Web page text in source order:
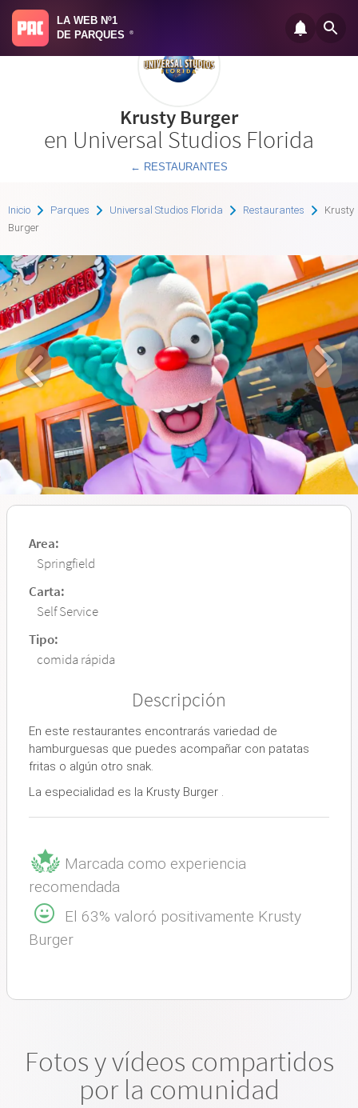
LA WEB Nº1
DE PARQUES
®
Krusty Burger
en Universal Studios Florida
← RESTAURANTES
Inicio Parques Universal Studios Florida Restaurantes
Krusty
Burger
Area:
Springfield
Carta:
Self Service
Tipo:
comida rápida
Descripción
En este restaurantes encontrarás variedad de
hamburguesas que puedes acompañar con patatas
fritas o algún otro snak.
La especialidad es la Krusty Burger .
Marcada como experiencia
recomendada
El 63% valoró positivamente Krusty
Burger
Fotos y vídeos compartidos
por la comunidad